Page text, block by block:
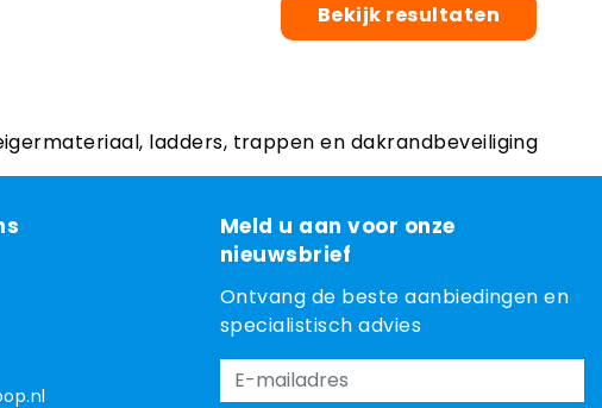
Bekijk resultaten
ladders, trappen en dakrandbeveiliging
Meld u aan voor onze
nieuwsbrief
Ontvang de beste aanbiedingen en
specialistisch advies